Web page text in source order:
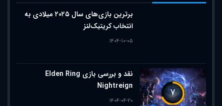
برترین بازی‌های سال ۲۰۲۵ میلادی به
انتخاب کریتیک‌لنز
۱۴۰۴-۱۰-۰۵
۷
نقد و بررسی بازی Elden Ring
Nightreign
۱۴۰۴-۰۴-۲۰